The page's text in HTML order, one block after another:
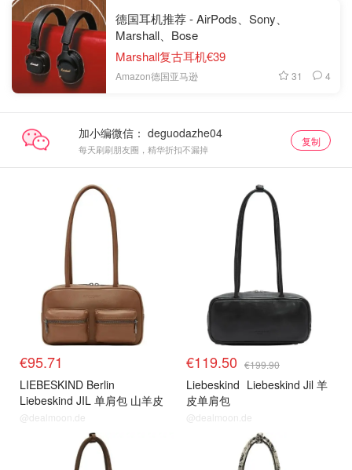
德国耳机推荐 - AirPods、Sony、
Marshall、Bose
Marshall复古耳机€39
Amazon德国亚马逊 31 4
加小编微信：
每天刷刷朋友圈，精华折扣不漏掉
复制
€95.71
LIEBESKIND Berlin
Liebeskind JIL 单肩包 山羊皮
@dealmoon.de
€119.50 €199.90
Liebeskind Liebeskind Jil 羊
皮单肩包
@dealmoon.de